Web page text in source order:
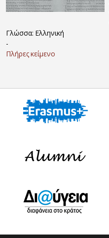
Γλώσσα: Ελληνική
-
Πλήρες κείμενο